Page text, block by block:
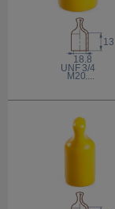
M20,...
13
UNF 3/4
18.8